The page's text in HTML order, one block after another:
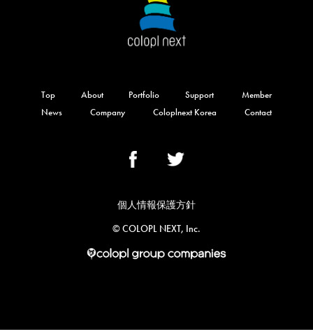
Top About Portfolio Support
Member
News
Company Coloplnext Korea Contact
個人情報保護方針
©︎ COLOPL NEXT, Inc.